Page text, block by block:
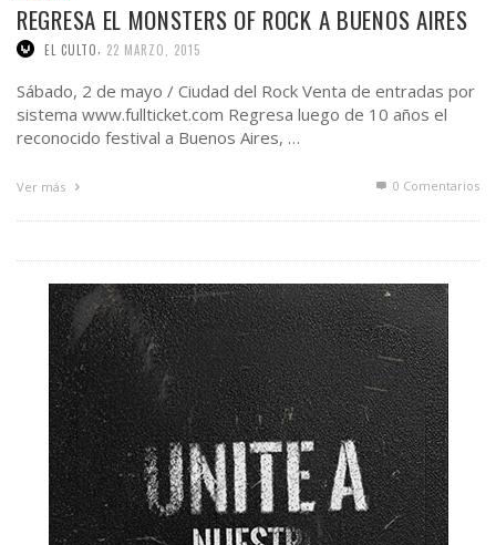
REGRESA EL MONSTERS OF ROCK A BUENOS AIRES
EL CULTO 22 MARZO, 2015
Sábado, 2 de mayo / Ciudad del Rock Venta de entradas por
sistema www.fullticket.com Regresa luego de 10 años el
reconocido festival a Buenos Aires, …
Ver más 0 Comentarios